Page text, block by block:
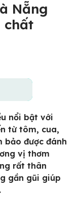
Nẵng
chất
nổi bật với
từ tôm, cua,
bảo được đánh
vị thơm
rất thân
gần gũi giúp